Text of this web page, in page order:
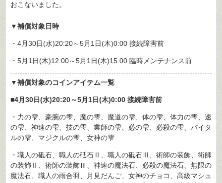
おこないました。
▼補償対象日時
・4月30日(水)20:20～5月1日(木)0:00 接続障害前
・5月1日(木)12:00～5月1日(木)15:00 臨時メンテナンス前
▼補償対象のコインアイテム一覧
■4月30日(水)20:20～5月1日(木)0:00 接続障害前
・力の雫、豪腕の雫、魔の雫、魔道の雫、体の雫、体力の雫、速
の雫、神速の雫、技の雫、業師の雫、必の雫、必殺の雫、バイタ
ルの雫、マジクルの雫、女神の雫
・職人の砥石、職人の砥石Ⅱ、職人の砥石Ⅲ、術師の装飾、術師
の装飾Ⅱ、術師の装飾Ⅲ、神速の魔法石、必殺の魔法石、無限の
魔法石、職人の雨合羽、月見だんご、女神のチョコ、高級マシュ